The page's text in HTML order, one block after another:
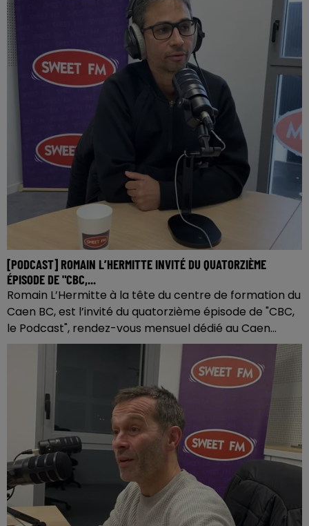
[PODCAST] ROMAIN L’HERMITTE INVITÉ DU QUATORZIÈME
ÉPISODE DE "CBC,...
Romain L’Hermitte à la tête du centre de formation du
Caen BC, est l’invité du quatorzième épisode de "CBC,
le Podcast", rendez-vous mensuel dédié au Caen...